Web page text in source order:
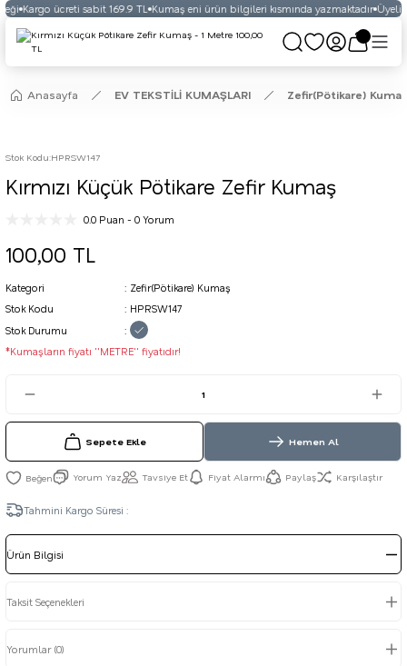
Kargo ücreti sabit 169.9 TL Kumaş eni ürün bilgileri kısmında yazmaktadır
Anasayfa EV TEKSTİLİ KUMAŞLARI Zefir(Pötikare) Kumaş
Stok Kodu:HPRSW147
Kırmızı Küçük Pötikare Zefir Kumaş
0.0 Puan - 0 Yorum
100,00 TL
Kategori
Zefir(Pötikare) Kumaş
Stok Kodu
HPRSW147
Stok Durumu
*Kumaşların fiyatı ''METRE'' fiyatıdır!
Sepete Ekle Hemen Al
Yorum Yaz Tavsiye Et Fiyat Alarmı Paylaş Karşılaştır
Tahmini Kargo Süresi :
Ürün Bilgisi
Taksit Seçenekleri
Yorumlar (0)